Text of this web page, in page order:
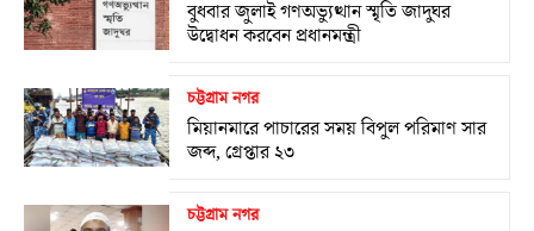
বুধবার জুলাই গণঅভ্যুত্থান স্মৃতি জাদুঘর
উদ্বোধন করবেন প্রধানমন্ত্রী
চট্টগ্রাম নগর
মিয়ানমারে পাচারের সময় বিপুল পরিমাণ সার
জব্দ, গ্রেপ্তার ২৩
চট্টগ্রাম নগর